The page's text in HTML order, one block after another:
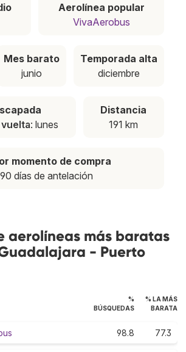
Aerolínea popular
VivaAerobus
Mes barato
junio
Temporada alta
diciembre
vuelta: lunes
Distancia
191 km
momento de compra
90 días de antelación
aerolíneas más baratas
- Puerto
%
BÚSQUEDAS
% LA MÁS
BARATA
98.8 77.3